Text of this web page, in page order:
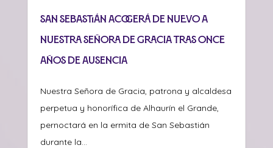
San Sebastián acogerá de nuevo a
Nuestra Señora de Gracia tras once
años de ausencia
Nuestra Señora de Gracia, patrona y alcaldesa
perpetua y honorífica de Alhaurín el Grande,
pernoctará en la ermita de San Sebastián
durante la...